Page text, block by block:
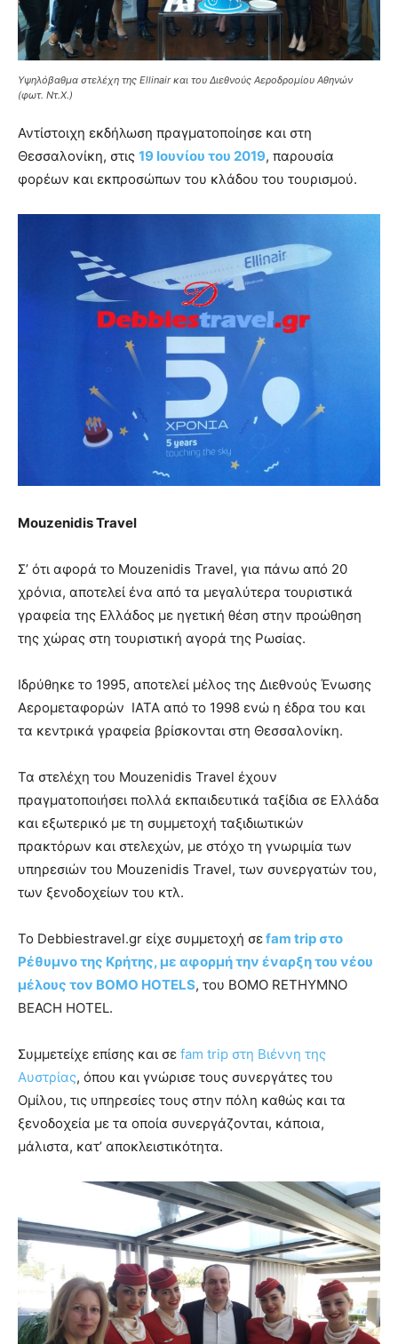
Υψηλόβαθμα στελέχη της Ellinair και του Διεθνούς Αεροδρομίου Αθηνών
(φωτ. Ντ.Χ.)
Αντίστοιχη εκδήλωση πραγματοποίησε και στη
Θεσσαλονίκη, στις 19 Ιουνίου του 2019, παρουσία
φορέων και εκπροσώπων του κλάδου του τουρισμού.
MouzenidisTravel
Σ’ ότι αφορά το Mouzenidis Travel, για πάνω από 20
χρόνια, αποτελεί ένα από τα μεγαλύτερα τουριστικά
γραφεία της Ελλάδος με ηγετική θέση στην προώθηση
της χώρας στη τουριστική αγορά της Ρωσίας.
Ιδρύθηκε το 1995, αποτελεί μέλος της Διεθνούς Ένωσης
Αερομεταφορών IATA από το 1998 ενώ η έδρα του και
τα κεντρικά γραφεία βρίσκονται στη Θεσσαλονίκη.
Τα στελέχη του Mouzenidis Travel έχουν
πραγματοποιήσει πολλά εκπαιδευτικά ταξίδια σε Ελλάδα
και εξωτερικό με τη συμμετοχή ταξιδιωτικών
πρακτόρων και στελεχών, με στόχο τη γνωριμία των
υπηρεσιών του Mouzenidis Travel, των συνεργατών του,
των ξενοδοχείων του κτλ.
To Debbiestravel.gr είχε συμμετοχή σεfam trip στο
Ρέθυμνο της Κρήτης, με αφορμή την έναρξη του νέου
μέλους τον ΒΟΜΟ HOTELS, του BOMO RETHYMNO
BEACH HOTEL.
Συμμετείχε επίσης και σε fam trip στη Βιέννη της
Αυστρίας, όπου και γνώρισε τους συνεργάτες του
Ομίλου, τις υπηρεσίες τους στην πόλη καθώς και τα
ξενοδοχεία με τα οποία συνεργάζονται, κάποια,
μάλιστα, κατ’ αποκλειστικότητα.